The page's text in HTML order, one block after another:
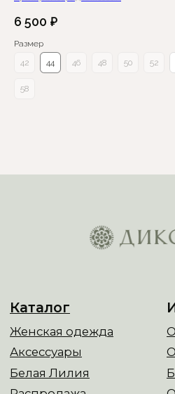
6 500 ₽
Размер
42
44 46 48 50 52
58